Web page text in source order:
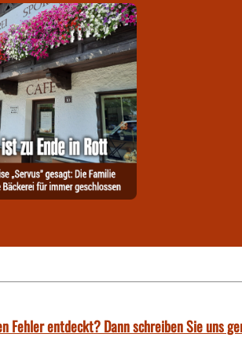
Fehler entdeckt? Dann schreiben Sie uns